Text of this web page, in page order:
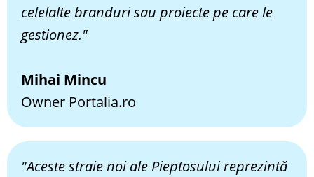
celelalte branduri sau proiecte pe care le
gestionez."
Mihai Mincu
Owner Portalia.ro
"Aceste straie noi ale Pieptosului reprezintă